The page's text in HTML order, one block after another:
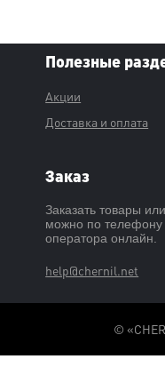
Полезные
Акции
Доставка и оплата
Заказ
Заказать товары
можно по
оператора онлайн.
help@chernil.net
©